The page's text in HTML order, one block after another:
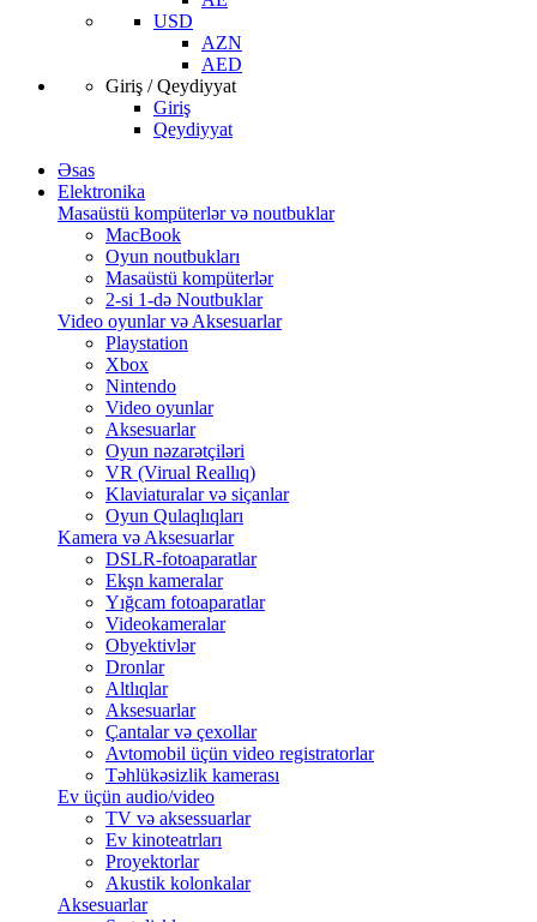
USD
AZN
AED
Giriş / Qeydiyyat
Giriş
Qeydiyyat
Əsas
Elektronika
Masaüstü kompüterlər və noutbuklar
MacBook
Oyun noutbukları
Masaüstü kompüterlər
2-si 1-də Noutbuklar
Video oyunlar və Aksesuarlar
Playstation
Xbox
Nintendo
Video oyunlar
Aksesuarlar
Oyun nəzarətçiləri
VR (Virual Reallıq)
Klaviaturalar və siçanlar
Oyun Qulaqlıqları
Kamera və Aksesuarlar
DSLR-fotoaparatlar
Ekşn kameralar
Yığcam fotoaparatlar
Videokameralar
Obyektivlər
Dronlar
Altlıqlar
Aksesuarlar
Çantalar və çexollar
Avtomobil üçün video registratorlar
Təhlükəsizlik kamerası
Ev üçün audio/video
TV və aksessuarlar
Ev kinoteatrları
Proyektorlar
Akustik kolonkalar
Aksesuarlar